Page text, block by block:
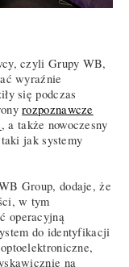
czyli Grupy WB,
wyraźnie
się podczas
rozpoznawcze
, a także nowoczesny
jak systemy
Group, dodaje, że
w tym
operacyjną
do identyfikacji
na